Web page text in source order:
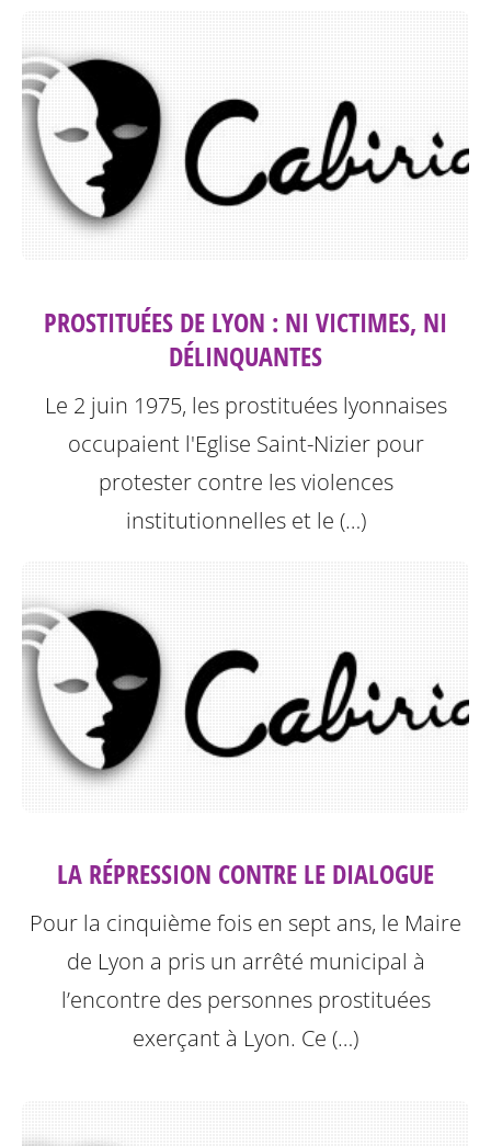
PROSTITUÉES DE LYON : NI VICTIMES, NI
DÉLINQUANTES
Le 2 juin 1975, les prostituées lyonnaises
occupaient l'Eglise Saint-Nizier pour
protester contre les violences
institutionnelles et le (…)
LA RÉPRESSION CONTRE LE DIALOGUE
Pour la cinquième fois en sept ans, le Maire
de Lyon a pris un arrêté municipal à
l’encontre des personnes prostituées
exerçant à Lyon. Ce (…)